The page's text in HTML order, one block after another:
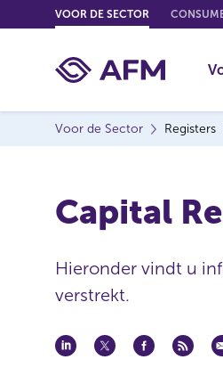
o
o
VOOR DE SECTOR
Voor de Sector Registers
Capital
Hieronder vindt u
verstrekt.